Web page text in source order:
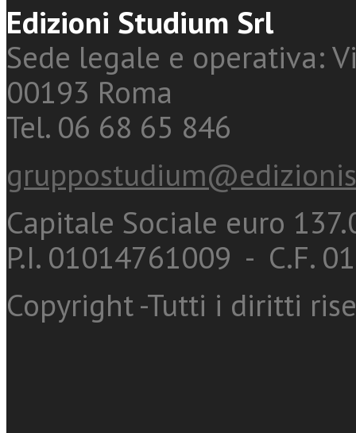
Edizioni Studium Srl
Sede legale e operativa:
00193 Roma
Tel. 06 68 65 846
Capitale Sociale euro
P.I. 01014761009 - C.F.
Copyright -Tutti i diritti